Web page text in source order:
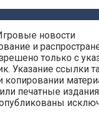
новости
и
только с
Указание ссылки
копировании
печатные